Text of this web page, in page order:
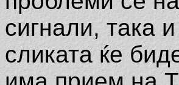
сигнали, така
сликата ќе